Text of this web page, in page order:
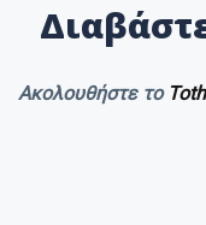
Ακολουθήστε το